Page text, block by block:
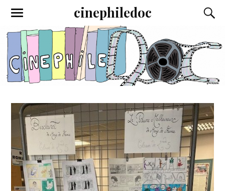
cinephiledoc